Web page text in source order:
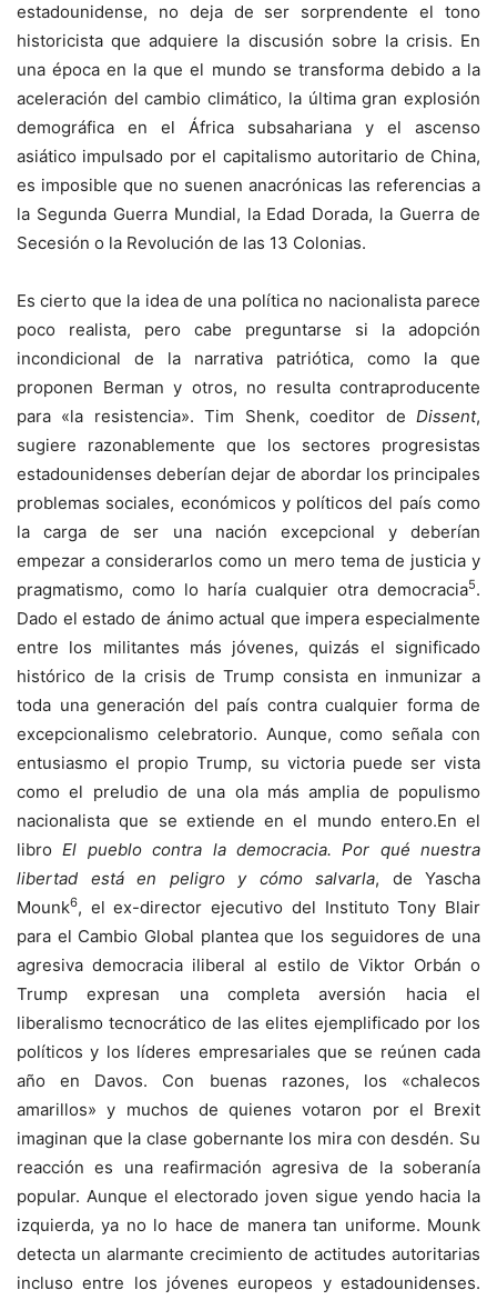
estadounidense, no deja de ser sorprendente el tono
historicista que adquiere la discusión sobre la crisis. En
una época en la que el mundo se transforma debido a la
aceleración del cambio climático, la última gran explosión
demográfica en el África subsahariana y el ascenso
asiático impulsado por el capitalismo autoritario de China,
es imposible que no suenen anacrónicas las referencias a
la Segunda Guerra Mundial, la Edad Dorada, la Guerra de
Secesión o la Revolución de las 13 Colonias.
Es cierto que la idea de una política no nacionalista parece
poco realista, pero cabe preguntarse si la adopción
incondicional de la narrativa patriótica, como la que
proponen Berman y otros, no resulta contraproducente
para «la resistencia». Tim Shenk, coeditor de Dissent,
sugiere razonablemente que los sectores progresistas
estadounidenses deberían dejar de abordar los principales
problemas sociales, económicos y políticos del país como
la carga de ser una nación excepcional y deberían
empezar a considerarlos como un mero tema de justicia y
pragmatismo, como lo haría cualquier otra democracia5.
Dado el estado de ánimo actual que impera especialmente
entre los militantes más jóvenes, quizás el significado
histórico de la crisis de Trump consista en inmunizar a
toda una generación del país contra cualquier forma de
excepcionalismo celebratorio. Aunque, como señala con
entusiasmo el propio Trump, su victoria puede ser vista
como el preludio de una ola más amplia de populismo
nacionalista que se extiende en el mundo entero.En el
libroEl pueblo contra la democracia. Por qué nuestra
libertad está en peligro y cómo salvarla, de Yascha
Mounk6, el ex-director ejecutivo del Instituto Tony Blair
para el Cambio Global plantea que los seguidores de una
agresiva democracia iliberal al estilo de Viktor Orbán o
Trump expresan una completa aversión hacia el
liberalismo tecnocrático de las elites ejemplificado por los
políticos y los líderes empresariales que se reúnen cada
año en Davos. Con buenas razones, los «chalecos
amarillos» y muchos de quienes votaron por el Brexit
imaginan que la clase gobernante los mira con desdén. Su
reacción es una reafirmación agresiva de la soberanía
popular. Aunque el electorado joven sigue yendo hacia la
izquierda, ya no lo hace de manera tan uniforme. Mounk
detecta un alarmante crecimiento de actitudes autoritarias
incluso entre los jóvenes europeos y estadounidenses.